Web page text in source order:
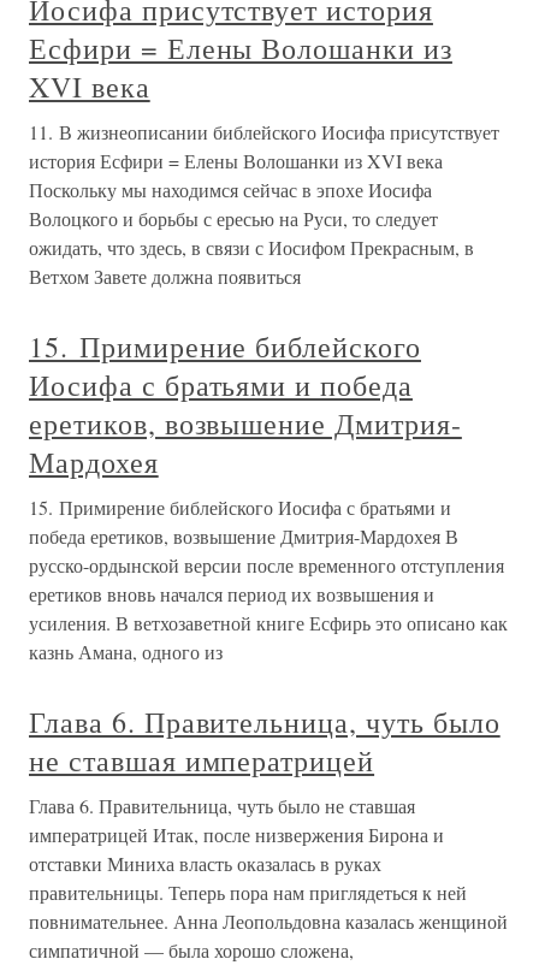
Иосифа присутствует история
Есфири = Елены Волошанки из
XVI века
11. В жизнеописании библейского Иосифа присутствует
история Есфири = Елены Волошанки из XVI века
Поскольку мы находимся сейчас в эпохе Иосифа
Волоцкого и борьбы с ересью на Руси, то следует
ожидать, что здесь, в связи с Иосифом Прекрасным, в
Ветхом Завете должна появиться
15. Примирение библейского
Иосифа с братьями и победа
еретиков, возвышение Дмитрия-
Мардохея
15. Примирение библейского Иосифа с братьями и
победа еретиков, возвышение Дмитрия-Мардохея В
русско-ордынской версии после временного отступления
еретиков вновь начался период их возвышения и
усиления. В ветхозаветной книге Есфирь это описано как
казнь Амана, одного из
Глава 6. Правительница, чуть было
не ставшая императрицей
Глава 6. Правительница, чуть было не ставшая
императрицей Итак, после низвержения Бирона и
отставки Миниха власть оказалась в руках
правительницы. Теперь пора нам приглядеться к ней
повнимательнее. Анна Леопольдовна казалась женщиной
симпатичной — была хорошо сложена,